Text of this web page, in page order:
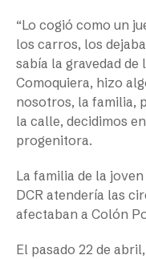
“Lo cogió como un
los carros, los
sabía la gravedad de
Comoquiera, hizo
nosotros, la familia,
la calle, decidimos
progenitora.
La familia de la
DCR atendería las
afectaban a Colón
El pasado 22 de